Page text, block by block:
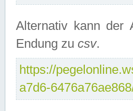
Alternativ kann der
Endung zu csv.
https://
a7d6-